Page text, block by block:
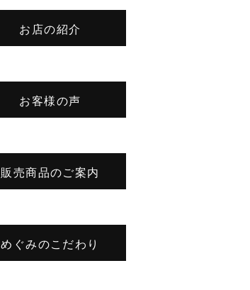
お店の紹介
お客様の声
販売商品のご案内
めぐみのこだわり